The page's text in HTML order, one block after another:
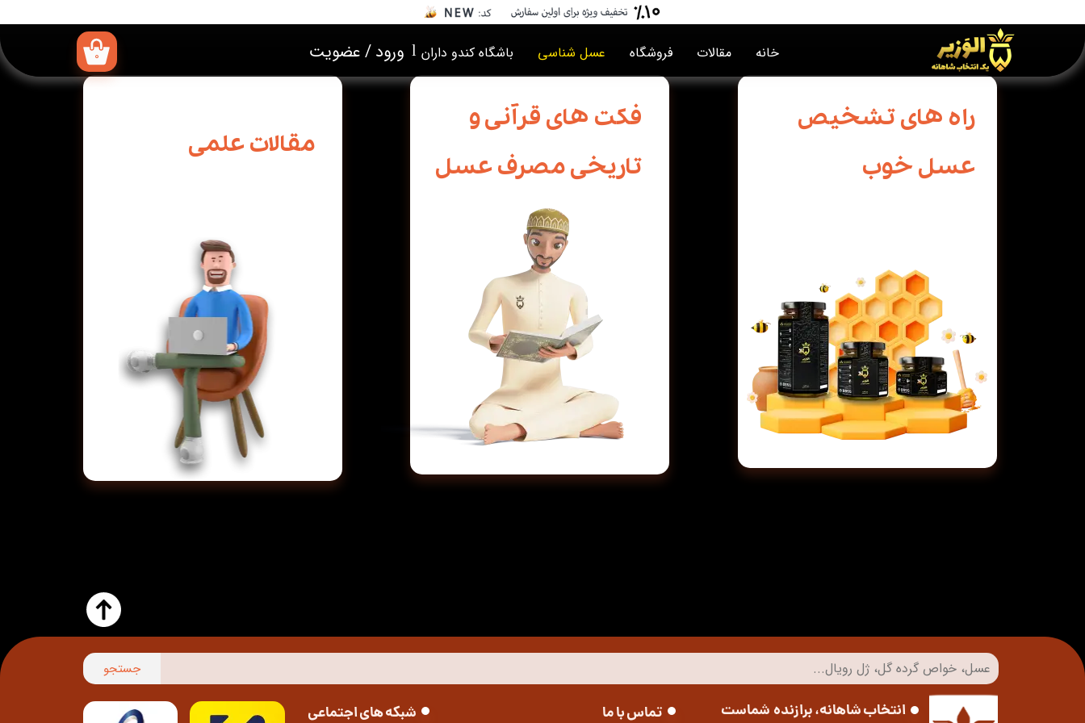
۰ ورود/عضویت
حساب کاربری من
خانه مقالات فروشگاه عسل شناسی باشگاه کندو داران ​l
راه های تشخیص
عسل خوب
فکت های قرآنی و
تاریخی مصرف عسل
مقالات علمی
جستجو
تماس با ما انتخاب شاهانه، برازنده شماست شبکه های اجتماعی